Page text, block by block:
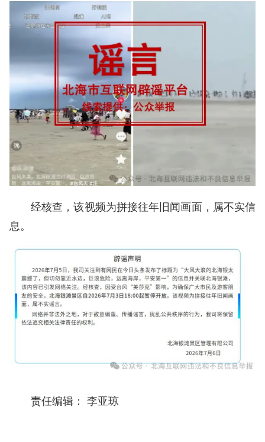
经核查，该视频为拼接往年旧闻画面，属不实信
息。
责任编辑： 李亚琼